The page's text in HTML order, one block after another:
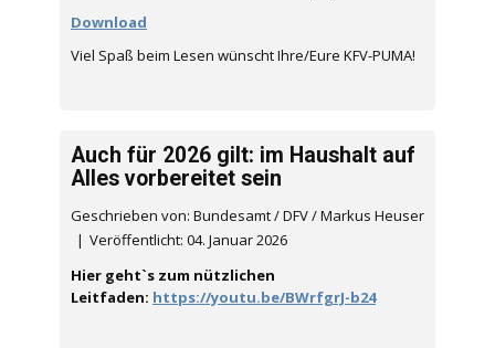
Download
Viel Spaß beim Lesen wünscht Ihre/Eure KFV-PUMA!
Auch für 2026 gilt: im Haushalt auf
Alles vorbereitet sein
Geschrieben von: Bundesamt / DFV / Markus Heuser
Veröffentlicht: 04. Januar 2026
Hier geht`s zum nützlichen
Leitfaden: https://youtu.be/BWrfgrJ-b24